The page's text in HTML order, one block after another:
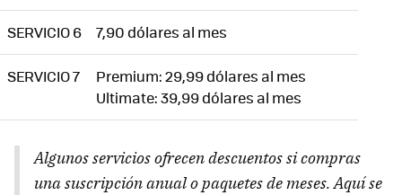
SERVICIO 6 7,90 dólares al mes
SERVICIO 7
Premium: 29,99 dólares al mes
Ultimate: 39,99 dólares al mes
Algunos servicios ofrecen descuentos si compras
una suscripción anual o paquetes de meses. Aquí se